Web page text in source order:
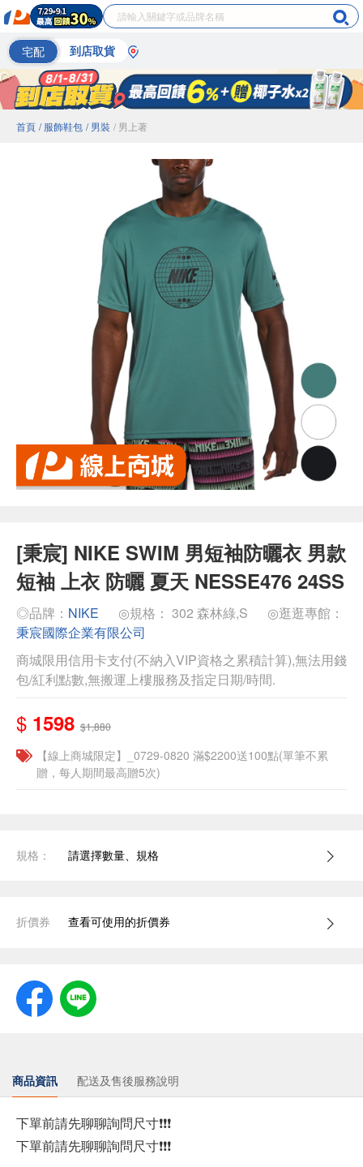
宅配 到店取貨
首頁 / 服飾鞋包 / 男裝 / 男上著
[秉宸] NIKE SWIM 男短袖防曬衣 男款
短袖 上衣 防曬 夏天 NESSE476 24SS
◎品牌： NIKE ◎規格： 302 森林綠,S
◎逛逛專館：
秉宸國際企業有限公司
商城限用信用卡支付(不納入VIP資格之累積計算),無法用錢
包/紅利點數,無搬運上樓服務及指定日期/時間.
$ 1598 $1,880
【線上商城限定】_0729-0820 滿$2200送100點(單筆不累
贈，每人期間最高贈5次)
規格： 請選擇數量、規格
折價券 查看可使用的折價券
商品資訊 配送及售後服務說明
下單前請先聊聊詢問尺寸❗❗❗
下單前請先聊聊詢問尺寸❗❗❗